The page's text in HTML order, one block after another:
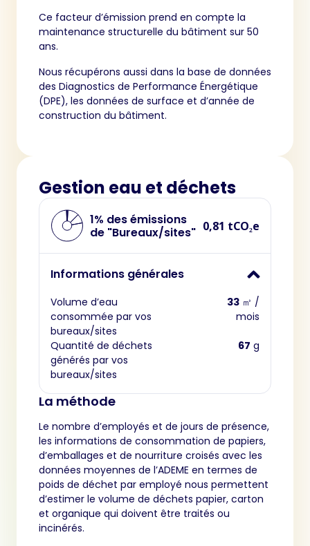
Ce facteur d’émission prend en compte la
maintenance structurelle du bâtiment sur 50
ans.
Nous récupérons aussi dans la base de données
des Diagnostics de Performance Énergétique
(DPE), les données de surface et d’année de
construction du bâtiment.
Gestion eau et déchets
1% des émissions
de "Bureaux/sites" 0,81 tCO₂e
Informations générales
Volume d’eau
consommée par vos
bureaux/sites
33 ㎥ /
mois
Quantité de déchets
générés par vos
bureaux/sites
67 g
La méthode
Le nombre d’employés et de jours de présence,
les informations de consommation de papiers,
d’emballages et de nourriture croisés avec les
données moyennes de l’ADEME en termes de
poids de déchet par employé nous permettent
d’estimer le volume de déchets papier, carton
et organique qui doivent être traités ou
incinérés.